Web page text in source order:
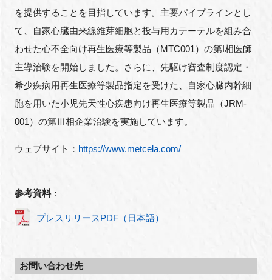
を提供することを目指しています。主要パイプラインとし
て、自家心臓由来線維芽細胞と投与用カテーテルを組み合
わせた心不全向け再生医療等製品（MTC001）の第I相医師
主導治験を開始しました。さらに、先駆け審査制度認定・
希少疾病用再生医療等製品指定を受けた、自家心臓内幹細
胞を用いた小児先天性心疾患向け再生医療等製品（JRM-
001）の第Ⅲ相企業治験を実施しています。
ウェブサイト： https://www.metcela.com/
参考資料：
プレスリリースPDF（日本語）
お問い合わせ先